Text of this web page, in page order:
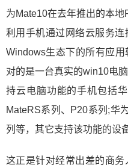
为Mate10在去年推出的本
利用手机通过网络云服务
Windows生态下的所有应
对的是一台真实的win10电
持云电脑功能的手机包括
MateRS系列、P20系列;华
列等，其它支持该功能的设
这正是针对经常出差的商